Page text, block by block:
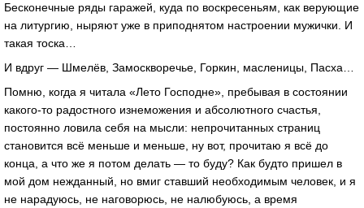
Бесконечные ряды гаражей, куда по воскресеньям, как верующие
на литургию, ныряют уже в приподнятом настроении мужички. И
такая тоска…
И вдруг — Шмелёв, Замоскворечье, Горкин, масленицы, Пасха…
Помню, когда я читала «Лето Господне», пребывая в состоянии
какого-то радостного изнеможения и абсолютного счастья,
постоянно ловила себя на мысли: непрочитанных страниц
становится всё меньше и меньше, ну вот, прочитаю я всё до
конца, а что же я потом делать — то буду? Как будто пришел в
мой дом нежданный, но вмиг ставший необходимым человек, и я
не нарадуюсь, не наговорюсь, не налюбуюсь, а время